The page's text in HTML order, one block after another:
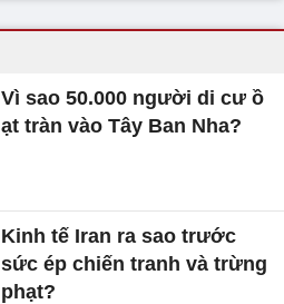
Vì sao 50.000 người di cư ồ
ạt tràn vào Tây Ban Nha?
Kinh tế Iran ra sao trước
sức ép chiến tranh và trừng
phạt?